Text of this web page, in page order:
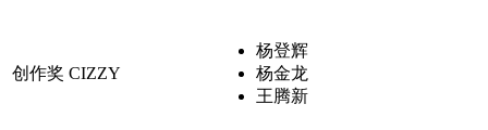
创作奖 CIZZY
杨登辉
杨金龙
王腾新